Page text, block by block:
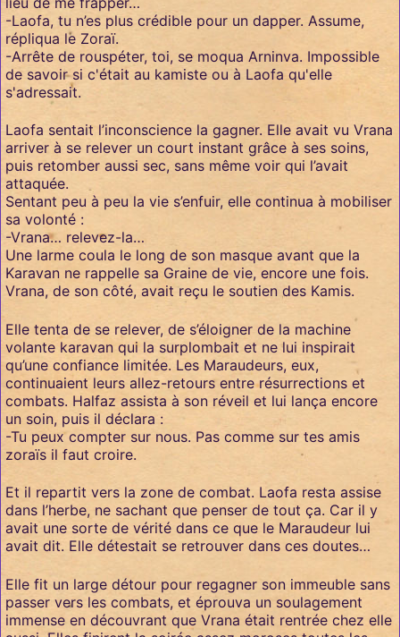
-Laofa, tu n’es plus crédible pour un dapper. Assume,
répliqua le Zoraï.
-Arrête de rouspéter, toi, se moqua Arninva. Impossible
de savoir si c'était au kamiste ou à Laofa qu'elle
s'adressait.
Laofa sentait l’inconscience la gagner. Elle avait vu Vrana
arriver à se relever un court instant grâce à ses soins,
puis retomber aussi sec, sans même voir qui l’avait
attaquée.
Sentant peu à peu la vie s’enfuir, elle continua à mobiliser
sa volonté :
-Vrana… relevez-la…
Une larme coula le long de son masque avant que la
Karavan ne rappelle sa Graine de vie, encore une fois.
Vrana, de son côté, avait reçu le soutien des Kamis.
Elle tenta de se relever, de s’éloigner de la machine
volante karavan qui la surplombait et ne lui inspirait
qu’une confiance limitée. Les Maraudeurs, eux,
continuaient leurs allez-retours entre résurrections et
combats. Halfaz assista à son réveil et lui lança encore
un soin, puis il déclara :
-Tu peux compter sur nous. Pas comme sur tes amis
zoraïs il faut croire.
Et il repartit vers la zone de combat. Laofa resta assise
dans l’herbe, ne sachant que penser de tout ça. Car il y
avait une sorte de vérité dans ce que le Maraudeur lui
avait dit. Elle détestait se retrouver dans ces doutes…
Elle fit un large détour pour regagner son immeuble sans
passer vers les combats, et éprouva un soulagement
immense en découvrant que Vrana était rentrée chez elle